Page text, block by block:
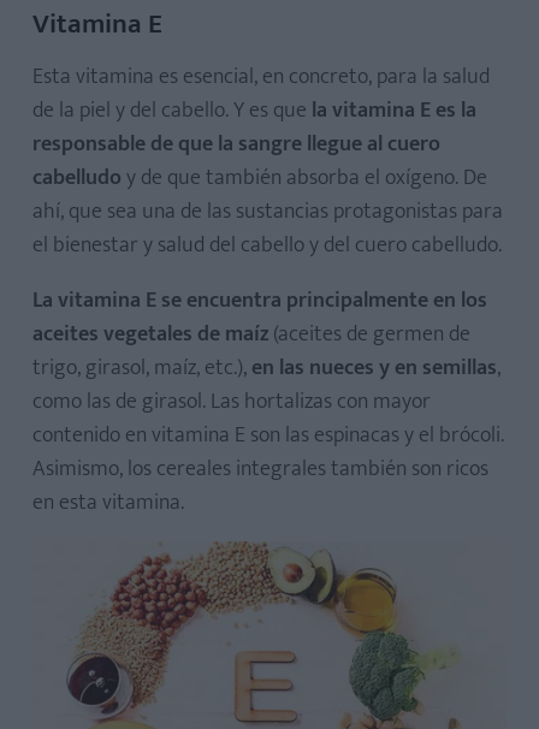
Vitamina E
Esta vitamina es esencial, en concreto, para la salud
de la piel y del cabello. Y es que la vitamina E es la
responsable de que la sangre llegue al cuero
cabelludoy de que también absorba el oxígeno. De
ahí, que sea una de las sustancias protagonistas para
el bienestar y salud del cabello y del cuero cabelludo.
La vitamina E se encuentra principalmente en los
aceites vegetales de maíz(aceites de germen de
trigo, girasol, maíz, etc.),en las nueces y en semillas,
como las de girasol. Las hortalizas con mayor
contenido en vitamina E son las espinacas y el brócoli.
Asimismo, los cereales integrales también son ricos
en esta vitamina.